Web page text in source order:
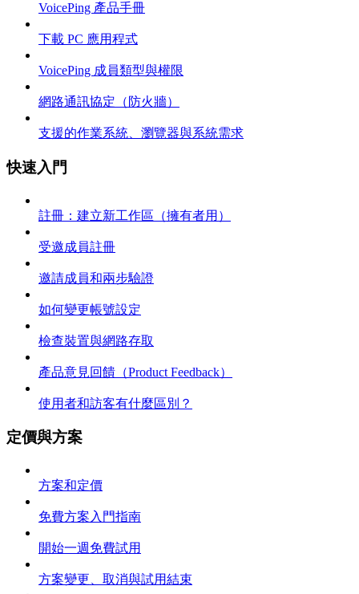
VoicePing 產品手冊
下載 PC 應用程式
VoicePing 成員類型與權限
網路通訊協定（防火牆）
支援的作業系統、瀏覽器與系統需求
快速入門
註冊：建立新工作區（擁有者用）
受邀成員註冊
邀請成員和兩步驗證
如何變更帳號設定
檢查裝置與網路存取
產品意見回饋（Product Feedback）
使用者和訪客有什麼區別？
定價與方案
方案和定價
免費方案入門指南
開始一週免費試用
方案變更、取消與試用結束